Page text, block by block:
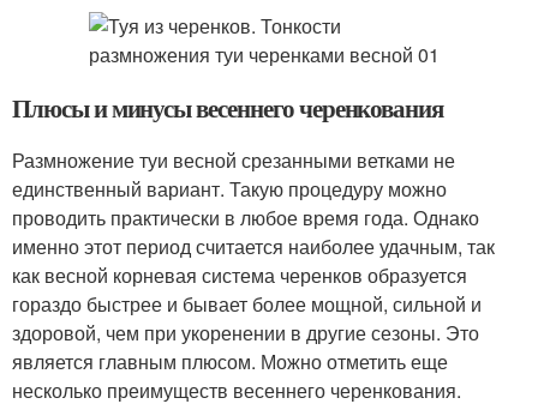
Плюсы и минусы весеннего черенкования
Размножение туи весной срезанными ветками не
единственный вариант. Такую процедуру можно
проводить практически в любое время года. Однако
именно этот период считается наиболее удачным, так
как весной корневая система черенков образуется
гораздо быстрее и бывает более мощной, сильной и
здоровой, чем при укоренении в другие сезоны. Это
является главным плюсом. Можно отметить еще
несколько преимуществ весеннего черенкования.